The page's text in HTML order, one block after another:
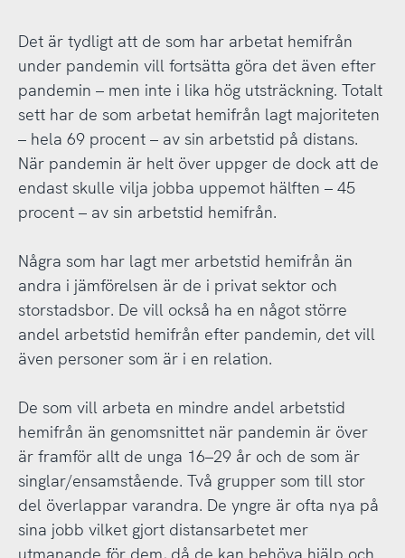
Det är tydligt att de som har arbetat hemifrån
under pandemin vill fortsätta göra det även efter
pandemin – men inte i lika hög utsträckning. Totalt
sett har de som arbetat hemifrån lagt majoriteten
– hela 69 procent – av sin arbetstid på distans.
När pandemin är helt över uppger de dock att de
endast skulle vilja jobba uppemot hälften – 45
procent – av sin arbetstid hemifrån.
Några som har lagt mer arbetstid hemifrån än
andra i jämförelsen är de i privat sektor och
storstadsbor. De vill också ha en något större
andel arbetstid hemifrån efter pandemin, det vill
även personer som är i en relation.
De som vill arbeta en mindre andel arbetstid
hemifrån än genomsnittet när pandemin är över
är framför allt de unga 16–29 år och de som är
singlar/ensamstående. Två grupper som till stor
del överlappar varandra. De yngre är ofta nya på
sina jobb vilket gjort distansarbetet mer
utmanande för dem, då de kan behöva hjälp och